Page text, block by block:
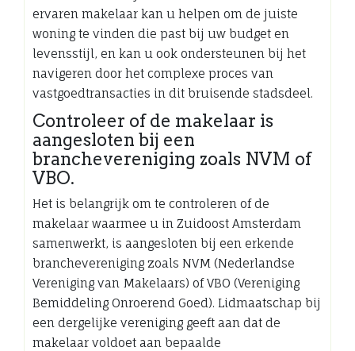
ervaren makelaar kan u helpen om de juiste
woning te vinden die past bij uw budget en
levensstijl, en kan u ook ondersteunen bij het
navigeren door het complexe proces van
vastgoedtransacties in dit bruisende stadsdeel.
Controleer of de makelaar is
aangesloten bij een
branchevereniging zoals NVM of
VBO.
Het is belangrijk om te controleren of de
makelaar waarmee u in Zuidoost Amsterdam
samenwerkt, is aangesloten bij een erkende
branchevereniging zoals NVM (Nederlandse
Vereniging van Makelaars) of VBO (Vereniging
Bemiddeling Onroerend Goed). Lidmaatschap bij
een dergelijke vereniging geeft aan dat de
makelaar voldoet aan bepaalde